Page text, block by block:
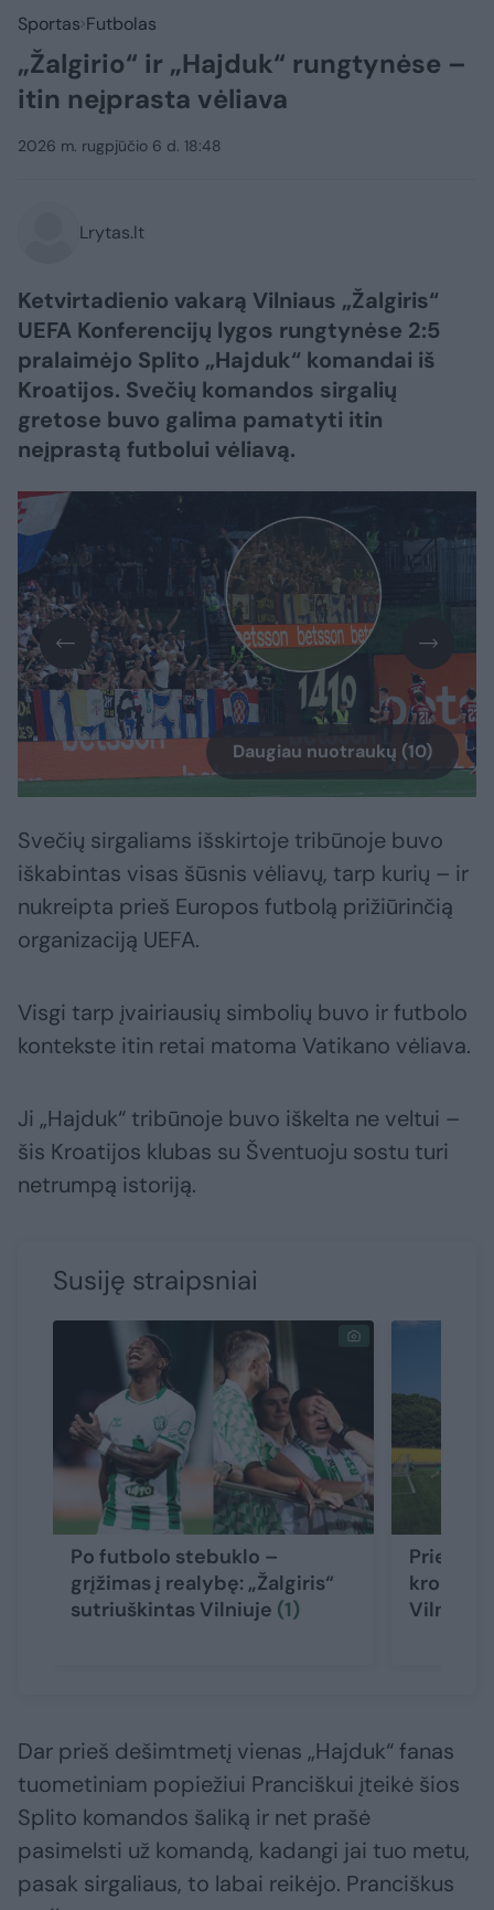
Sportas Futbolas
„Žalgirio“ ir „Hajduk“ rungtynėse –
itin neįprasta vėliava
2026 m. rugpjūčio 6 d. 18:48
Lrytas.lt
Ketvirtadienio vakarą Vilniaus „Žalgiris“
UEFA Konferencijų lygos rungtynėse 2:5
pralaimėjo Splito „Hajduk“ komandai iš
Kroatijos. Svečių komandos sirgalių
gretose buvo galima pamatyti itin
neįprastą futbolui vėliavą.
Daugiau nuotraukų (10)
Svečių sirgaliams išskirtoje tribūnoje buvo
iškabintas visas šūsnis vėliavų, tarp kurių – ir
nukreipta prieš Europos futbolą prižiūrinčią
organizaciją UEFA.
Visgi tarp įvairiausių simbolių buvo ir futbolo
kontekste itin retai matoma Vatikano vėliava.
Ji „Hajduk“ tribūnoje buvo iškelta ne veltui –
šis Kroatijos klubas su Šventuoju sostu turi
netrumpą istoriją.
Susiję straipsniai
Po futbolo stebuklo –
grįžimas į realybę: „Žalgiris“
sutriuškintas Vilniuje (1)
Prieš
kroatai
Vilniaus
Dar prieš dešimtmetį vienas „Hajduk“ fanas
tuometiniam popiežiui Pranciškui įteikė šios
Splito komandos šaliką ir net prašė
pasimelsti už komandą, kadangi jai tuo metu,
pasak sirgaliaus, to labai reikėjo. Pranciškus